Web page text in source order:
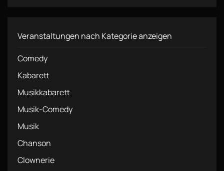
Veranstaltungen nach Kategorie anzeigen
Comedy
Kabarett
Musikkabarett
Musik-Comedy
Musik
Chanson
Clownerie